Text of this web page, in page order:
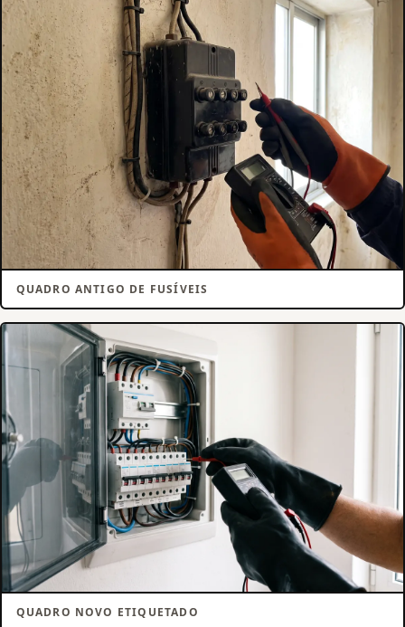
QUADRO ANTIGO DE FUSÍVEIS
QUADRO NOVO ETIQUETADO